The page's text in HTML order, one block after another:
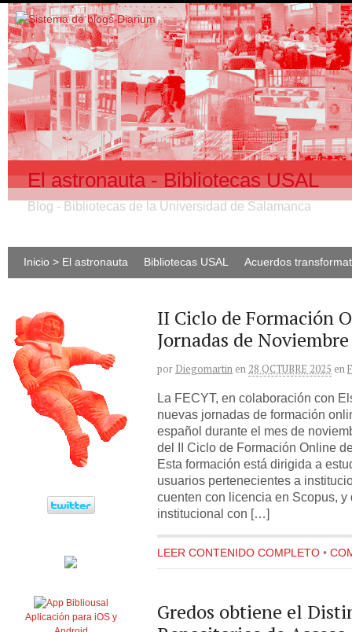
El astronauta - Bibliotecas USAL
Blog - Bibliotecas de la Universidad de Salamanca
Inicio > El astronauta Bibliotecas USAL Acuerdos
II Ciclo de Formación
Jornadas de
por Diegomartin en 28 OCTUBRE 2025 en
La FECYT, en colaboración con
nuevas jornadas de formación
español durante el mes de
del II Ciclo de Formación Online
Esta formación está dirigida a
usuarios pertenecientes a
cuenten con licencia en Scopus,
institucional con […]
LEER CONTENIDO COMPLETO •
Gredos obtiene el
Aplicación para iOS y